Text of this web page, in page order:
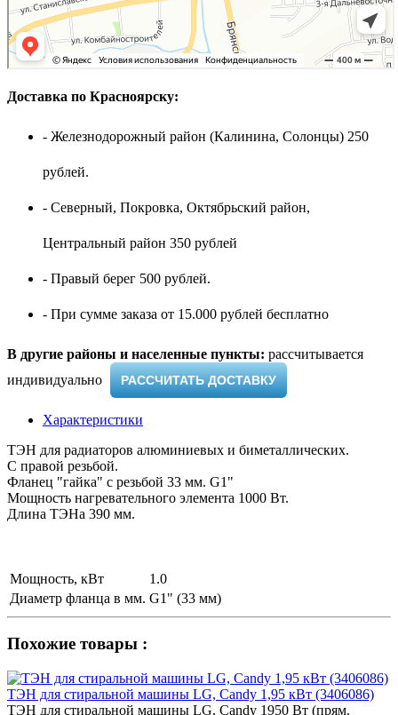
Доставка по Красноярску:
- Железнодорожный район (Калинина, Солонцы) 250
рублей.
- Северный, Покровка, Октябрьский район,
Центральный район 350 рублей
- Правый берег 500 рублей.
- При сумме заказа от 15.000 рублей бесплатно
В другие районы и населенные пункты: рассчитывается
индивидуально ​
РАССЧИТАТЬ ДОСТАВКУ
Характеристики
ТЭН для радиаторов алюминиевых и биметаллических.
С правой резьбой.
Фланец "гайка" с резьбой 33 мм. G1"
Мощность нагревательного элемента 1000 Вт.
Длина ТЭНа 390 мм.
Мощность, кВт
1.0
Диаметр фланца в мм. G1" (33 мм)
Похожие товары :
ТЭН для стиральной машины LG, Candy 1,95 кВт (3406086)
ТЭН для стиральной машины LG, Candy 1950 Вт (прям.